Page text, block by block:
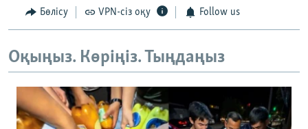
Бөлісу VPN-сіз оқу Follow us
Оқыңыз. Көріңіз. Тыңдаңыз